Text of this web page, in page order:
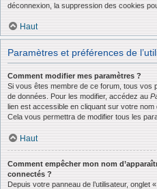
déconnexion, la suppression des cookies
Haut
Paramètres et préférences de
Comment modifier mes paramètres ?
Si vous êtes membre de ce forum, tous
de données. Pour les modifier, accédez au
lien est accessible en cliquant sur votre nom
Cela vous permettra de modifier tous les
Haut
Comment empêcher mon nom
connectés ?
Depuis votre panneau de l’utilisateur,